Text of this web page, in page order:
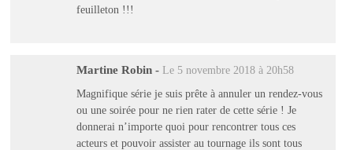
feuilleton !!!
Martine Robin - Le 5 novembre 2018 à 20h58
Magnifique série je suis prête à annuler un rendez-vous
ou une soirée pour ne rien rater de cette série ! Je
donnerai n’importe quoi pour rencontrer tous ces
acteurs et pouvoir assister au tournage ils sont tous